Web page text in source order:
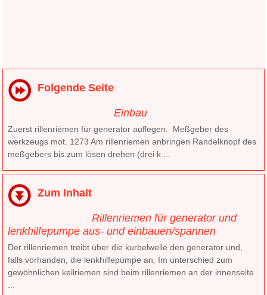
Folgende Seite
Einbau
Zuerst rillenriemen für generator auflegen. Meßgeber des
werkzeugs mot. 1273 Am rillenriemen anbringen Randelknopf des
meßgebers bis zum lösen drehen (drei k ...
Zum Inhalt
Rillenriemen für generator und
lenkhilfepumpe aus- und einbauen/spannen
Der rillenriemen treibt über die kurbelwelle den generator und,
falls vorhanden, die lenkhilfepumpe an. Im unterschied zum
gewöhnlichen keilriemen sind beim rillenriemen an der innenseite